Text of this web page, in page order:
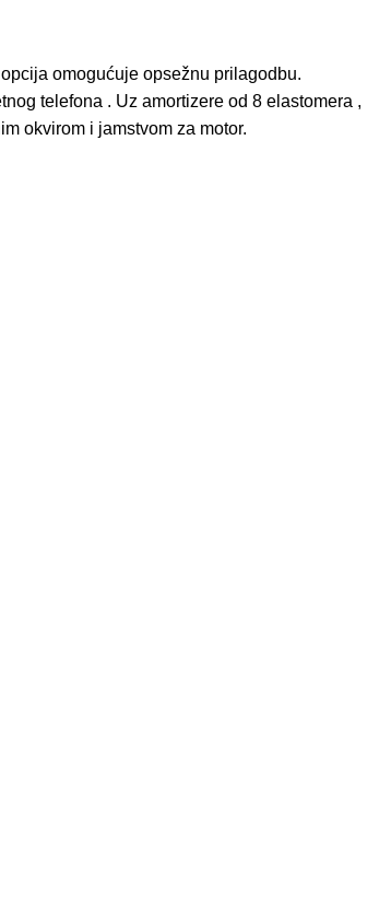
omogućuje opsežnu prilagodbu.
telefona . Uz amortizere od 8 elastomera ,
okvirom i jamstvom za motor.